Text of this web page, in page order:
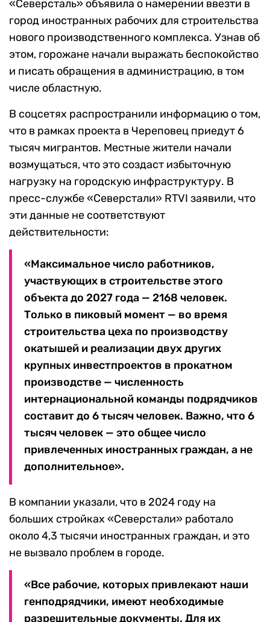
«Северсталь» объявила о намерении ввезти в
город иностранных рабочих для строительства
нового производственного комплекса. Узнав об
этом, горожане начали выражать беспокойство
и писать обращения в администрацию, в том
числе областную.
В соцсетях распространили информацию о том,
что в рамках проекта в Череповец приедут 6
тысяч мигрантов. Местные жители начали
возмущаться, что это создаст избыточную
нагрузку на городскую инфраструктуру. В
пресс-службе «Северстали» RTVI заявили, что
эти данные не соответствуют
действительности:
«Максимальное число работников,
участвующих в строительстве этого
объекта до 2027 года — 2168 человек.
Только в пиковый момент — во время
строительства цеха по производству
окатышей и реализации двух других
крупных инвестпроектов в прокатном
производстве — численность
интернациональной команды подрядчиков
составит до 6 тысяч человек. Важно, что 6
тысяч человек — это общее число
привлеченных иностранных граждан, а не
дополнительное».
В компании указали, что в 2024 году на
больших стройках «Северстали» работало
около 4,3 тысячи иностранных граждан, и это
не вызвало проблем в городе.
«Все рабочие, которых привлекают наши
генподрядчики, имеют необходимые
разрешительные документы. Для их